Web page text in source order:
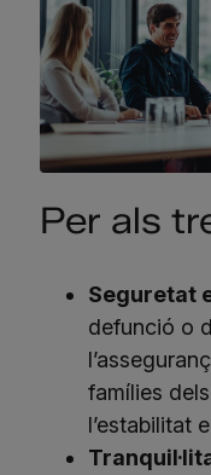
Per als
Seguretat
defunció o
famílies
l’estabilitat